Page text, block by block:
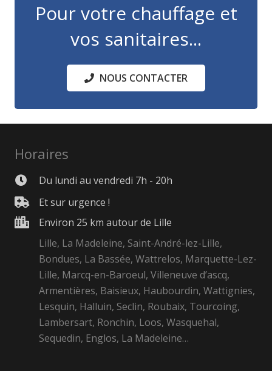
Pour votre chauffage et
vos sanitaires...
NOUS CONTACTER
Horaires
Du lundi au vendredi 7h - 20h
Et sur urgence !
Environ 25 km autour de Lille
Lille, La Madeleine, Saint-André-lez-Lille,
Bondues, La Bassée, Wattrelos, Marquette-Lez-
Lille, Marcq-en-Baroeul, Villeneuve d’ascq,
Armentières, Baisieux, Haubourdin, Wattignies,
Lesquin, Halluin, Seclin, Roubaix, Tourcoing,
Lambersart, Ronchin, Loos, Wasquehal,
Sequedin, Englos, La Madeleine…